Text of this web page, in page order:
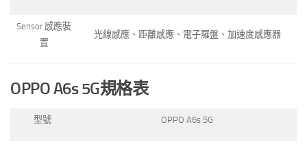
Sensor 感應裝
置
光線感應、距離感應、電子羅盤、加速度感應器
OPPO A6s 5G規格表
型號 OPPO A6s 5G